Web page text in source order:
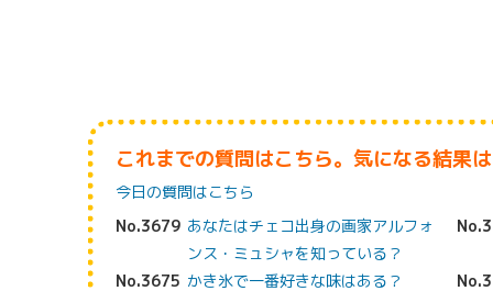
これまでの質問はこちら。気になる結果
今日の質問はこちら
No.3679 あなたはチェコ出身の画家アルフォ
ンス・ミュシャを知っている？
No.3675 かき氷で一番好きな味はある？